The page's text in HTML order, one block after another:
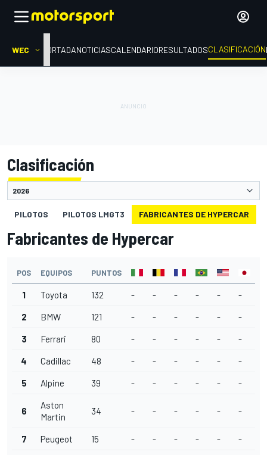
WEC PORTADANOTICIASCALENDARIORESULTADOSCLASIFICACIÓN
Clasificación
PILOTOS PILOTOS LMGT3 FABRICANTES DE HYPERCAR
Fabricantes de Hypercar
POS EQUIPOS PUNTOS
1 Toyota 132 - - - - - -
2 BMW 121 - - - - - -
3 Ferrari 80 - - - - - -
4 Cadillac 48 - - - - - -
5 Alpine 39 - - - - - -
6
Aston
Martin
34 - - - - - -
7 Peugeot 15 - - - - - -